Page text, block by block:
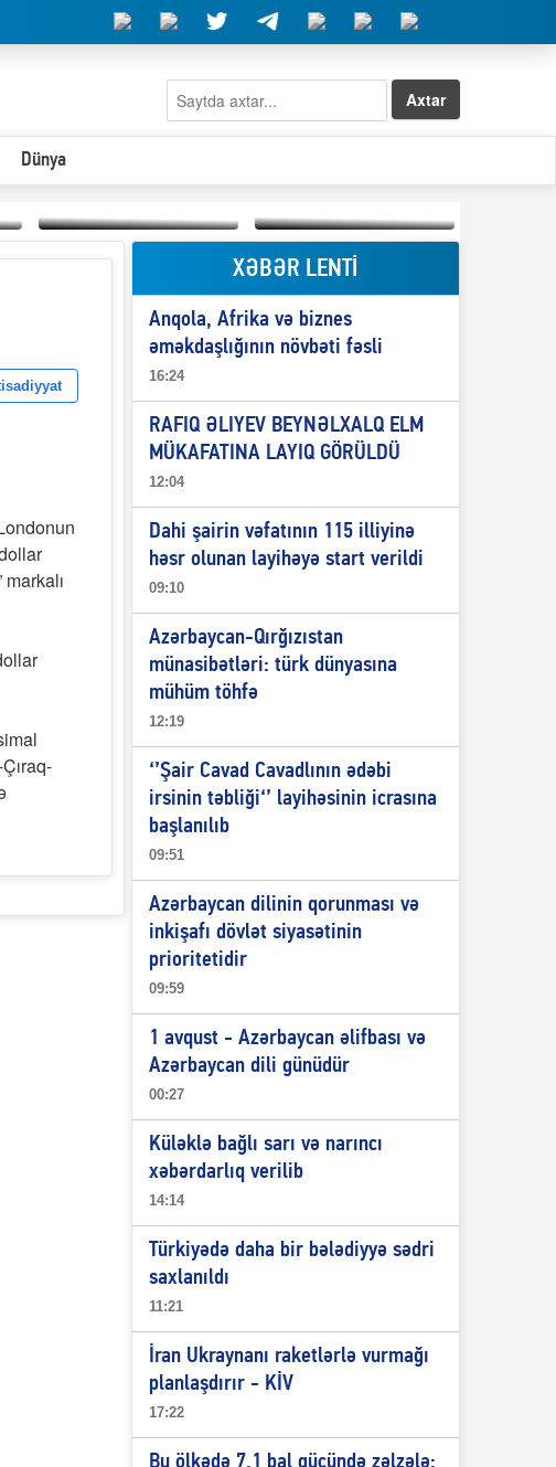
Axtar
Dünya
“Qeyri-səlis məntiq və
dil-nitq” elmimizə
Elşad Abdullayevin
erməniləri
maliyyələşdirən oğlu
niyə Azərbaycana
ekstradisiya olunmur?
XƏBƏR LENTİ
Anqola, Afrika və biznes
əməkdaşlığının növbəti fəsli
16:24
RAFIQ ƏLIYEV BEYNƏLXALQ ELM
MÜKAFATINA LAYIQ GÖRÜLDÜ
12:04
Dahi şairin vəfatının 115 illiyinə
həsr olunan layihəyə start verildi
09:10
Azərbaycan-Qırğızıstan
münasibətləri: türk dünyasına
mühüm töhfə
12:19
‘’Şair Cavad Cavadlının ədəbi
irsinin təbliği‘’ layihəsinin icrasına
başlanılıb
09:51
Azərbaycan dilinin qorunması və
inkişafı dövlət siyasətinin
prioritetidir
09:59
1 avqust - Azərbaycan əlifbası və
Azərbaycan dili günüdür
00:27
Küləklə bağlı sarı və narıncı
xəbərdarlıq verilib
14:14
Türkiyədə daha bir bələdiyyə sədri
saxlanıldı
11:21
İran Ukraynanı raketlərlə vurmağı
planlaşdırır - KİV
17:22
Bu ölkədə 7,1 bal gücündə zəlzələ: